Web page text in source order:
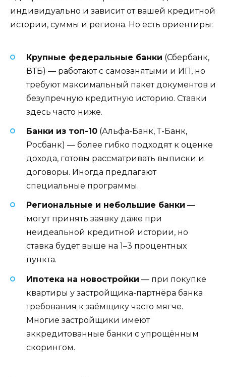
индивидуально и зависит от вашей кредитной
истории, суммы и региона. Но есть ориентиры:
Крупные федеральные банки (Сбербанк,
ВТБ) — работают с самозанятыми и ИП, но
требуют максимальный пакет документов и
безупречную кредитную историю. Ставки
здесь часто ниже.
Банки из топ-10 (Альфа-Банк, Т-Банк,
Росбанк) — более гибко подходят к оценке
дохода, готовы рассматривать выписки и
договоры. Иногда предлагают
специальные программы.
Региональные и небольшие банки —
могут принять заявку даже при
неидеальной кредитной истории, но
ставка будет выше на 1–3 процентных
пункта.
Ипотека на новостройки — при покупке
квартиры у застройщика-партнёра банка
требования к заёмщику часто мягче.
Многие застройщики имеют
аккредитованные банки с упрощённым
скорингом.